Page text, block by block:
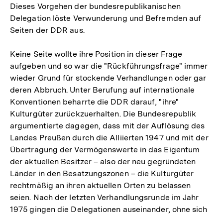
Dieses Vorgehen der bundesrepublikanischen
Delegation löste Verwunderung und Befremden auf
Seiten der DDR aus.
Keine Seite wollte ihre Position in dieser Frage
aufgeben und so war die "Rückführungsfrage" immer
wieder Grund für stockende Verhandlungen oder gar
deren Abbruch. Unter Berufung auf internationale
Konventionen beharrte die DDR darauf, "ihre"
Kulturgüter zurückzuerhalten. Die Bundesrepublik
argumentierte dagegen, dass mit der Auflösung des
Landes Preußen durch die Alliierten 1947 und mit der
Übertragung der Vermögenswerte in das Eigentum
der aktuellen Besitzer – also der neu gegründeten
Länder in den Besatzungszonen – die Kulturgüter
rechtmäßig an ihren aktuellen Orten zu belassen
seien. Nach der letzten Verhandlungsrunde im Jahr
1975 gingen die Delegationen auseinander, ohne sich